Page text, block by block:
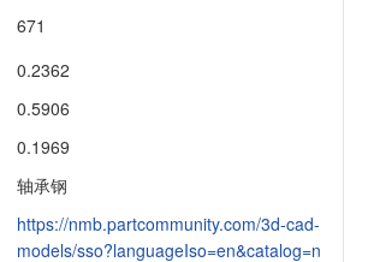
671
0.2362
0.5906
0.1969
轴承钢
https://nmb.partcommunity.com/3d-cad-
models/sso?languageIso=en&catalog=n